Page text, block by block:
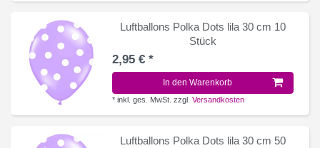
Luftballons Polka Dots lila 30 cm 10
Stück
2,95 € *
In den Warenkorb
*inkl. ges. MwSt. zzgl.Versandkosten
Luftballons Polka Dots lila 30 cm 50